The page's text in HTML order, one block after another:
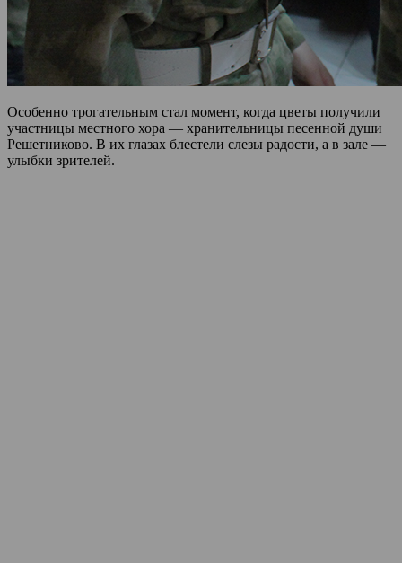
Особенно трогательным стал момент, когда цветы получили
участницы местного хора — хранительницы песенной души
Решетниково. В их глазах блестели слезы радости, а в зале —
улыбки зрителей.